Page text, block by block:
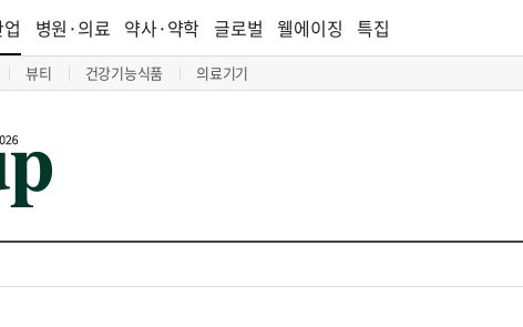
뷰티 건강기능식품 의료기기
병원·의료 약사·약학 글로벌 웰에이징 특집